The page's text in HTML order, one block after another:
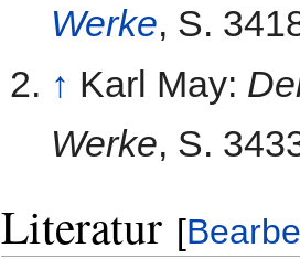
Werke, S.
↑ Karl May:
Werke, S.
Literatur [